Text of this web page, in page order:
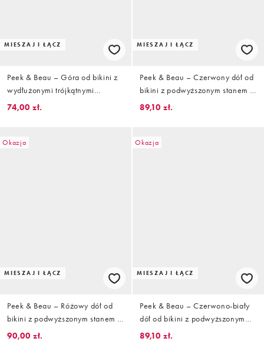
MIESZAJ I ŁĄCZ
Peek & Beau – Góra od bikini z
wydłużonymi trójkątnymi
miseczkami we wzór w truskawki
74,00 zł.
MIESZAJ I ŁĄCZ
Peek & Beau – Czerwony dół od
bikini z podwyższonym stanem w
kratkę vichy z kokardką
89,10 zł.
Okazja
MIESZAJ I ŁĄCZ
Peek & Beau – Różowy dół od
bikini z podwyższonym stanem w
paski
90,00 zł.
Okazja
MIESZAJ I ŁĄCZ
Peek & Beau – Czerwono-biały
dół od bikini z podwyższonym
stanem w groszki
89,10 zł.